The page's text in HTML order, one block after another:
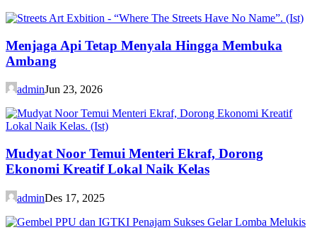
Menjaga Api Tetap Menyala Hingga Membuka
Ambang
adminJun 23, 2026
Mudyat Noor Temui Menteri Ekraf, Dorong
Ekonomi Kreatif Lokal Naik Kelas
adminDes 17, 2025